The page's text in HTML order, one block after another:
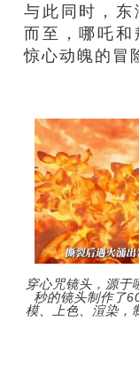
与此同时，
而至，哪吒和
惊心动魄的冒
穿心咒镜头，源于
秒的镜头制作了
模、上色、渲染，